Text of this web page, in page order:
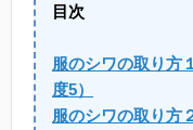
目次
服のシワの取り方
度5）
服のシワの取り方